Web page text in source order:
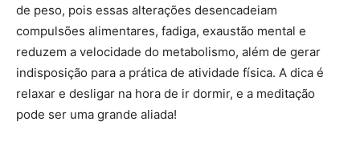
de peso, pois essas alterações desencadeiam
compulsões alimentares, fadiga, exaustão mental e
reduzem a velocidade do metabolismo, além de gerar
indisposição para a prática de atividade física. A dica é
relaxar e desligar na hora de ir dormir, e a meditação
pode ser uma grande aliada!